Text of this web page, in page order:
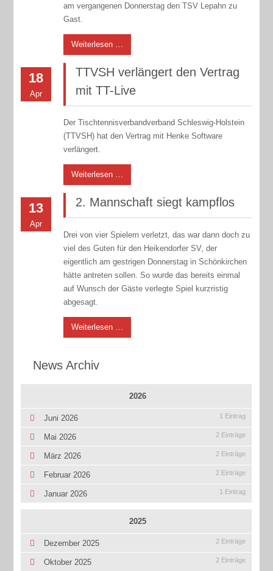
am vergangenen Donnerstag den TSV Lepahn zu
Gast.
Weiterlesen …
18
Apr
TTVSH verlängert den Vertrag
mit TT-Live
Der Tischtennisverbandverband Schleswig-Holstein
(TTVSH) hat den Vertrag mit Henke Software
verlängert.
Weiterlesen …
13
Apr
2. Mannschaft siegt kampflos
Drei von vier Spielern verletzt, das war dann doch zu
viel des Guten für den Heikendorfer SV, der
eigentlich am gestrigen Donnerstag in Schönkirchen
hätte antreten sollen. So wurde das bereits einmal
auf Wunsch der Gäste verlegte Spiel kurzristig
abgesagt.
Weiterlesen …
News Archiv
2026
Juni 2026 1 Eintrag
Mai 2026 2 Einträge
März 2026 2 Einträge
Februar 2026 2 Einträge
Januar 2026 1 Eintrag
2025
Dezember 2025 2 Einträge
Oktober 2025 2 Einträge